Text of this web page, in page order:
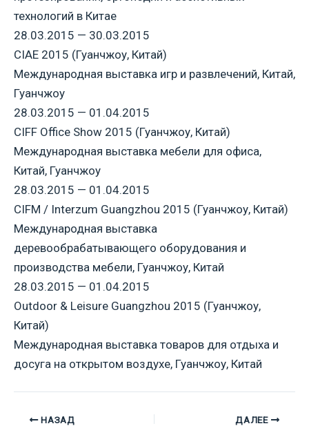
технологий в Китае
28.03.2015 — 30.03.2015
CIAE 2015 (Гуанчжоу, Китай)
Международная выставка игр и развлечений, Китай,
Гуанчжоу
28.03.2015 — 01.04.2015
CIFF Office Show 2015 (Гуанчжоу, Китай)
Международная выставка мебели для офиса,
Китай, Гуанчжоу
28.03.2015 — 01.04.2015
CIFM / Interzum Guangzhou 2015 (Гуанчжоу, Китай)
Международная выставка
деревообрабатывающего оборудования и
производства мебели, Гуанчжоу, Китай
28.03.2015 — 01.04.2015
Outdoor & Leisure Guangzhou 2015 (Гуанчжоу,
Китай)
Международная выставка товаров для отдыха и
досуга на открытом воздухе, Гуанчжоу, Китай
НАЗАД ДАЛЕЕ